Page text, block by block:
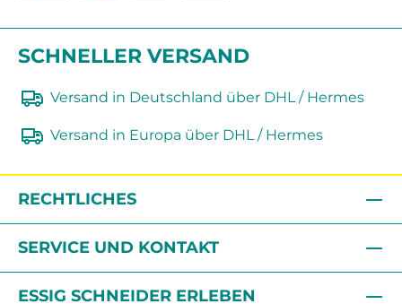
SCHNELLER VERSAND
Versand in Deutschland über DHL / Hermes
Versand in Europa über DHL / Hermes
RECHTLICHES
SERVICE UND KONTAKT
ESSIG SCHNEIDER ERLEBEN